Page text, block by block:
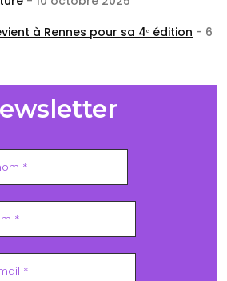
à Rennes pour sa 4ᵉ édition - 6